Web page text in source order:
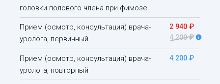
головки полового члена при фимозе
Прием (осмотр, консультация) врача-
уролога, первичный
2 940 ₽
4 200 ₽
Прием (осмотр, консультация) врача-
уролога, повторный
4 200 ₽